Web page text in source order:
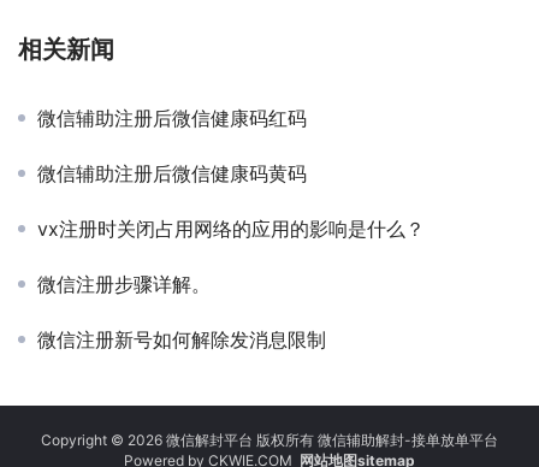
相关新闻
微信辅助注册后微信健康码红码
微信辅助注册后微信健康码黄码
vx注册时关闭占用网络的应用的影响是什么？
微信注册步骤详解。
微信注册新号如何解除发消息限制
Copyright © 2026 微信解封平台 版权所有 微信辅助解封-接单放单平台
Powered by CKWIE.COM 网站地图sitemap